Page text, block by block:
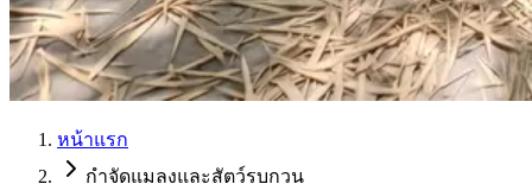
หน้าแรก
กำจัดแมลงและสัตว์รบกวน